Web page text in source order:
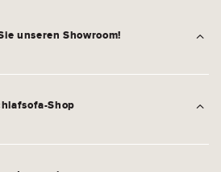
unseren Showroom!
Shop